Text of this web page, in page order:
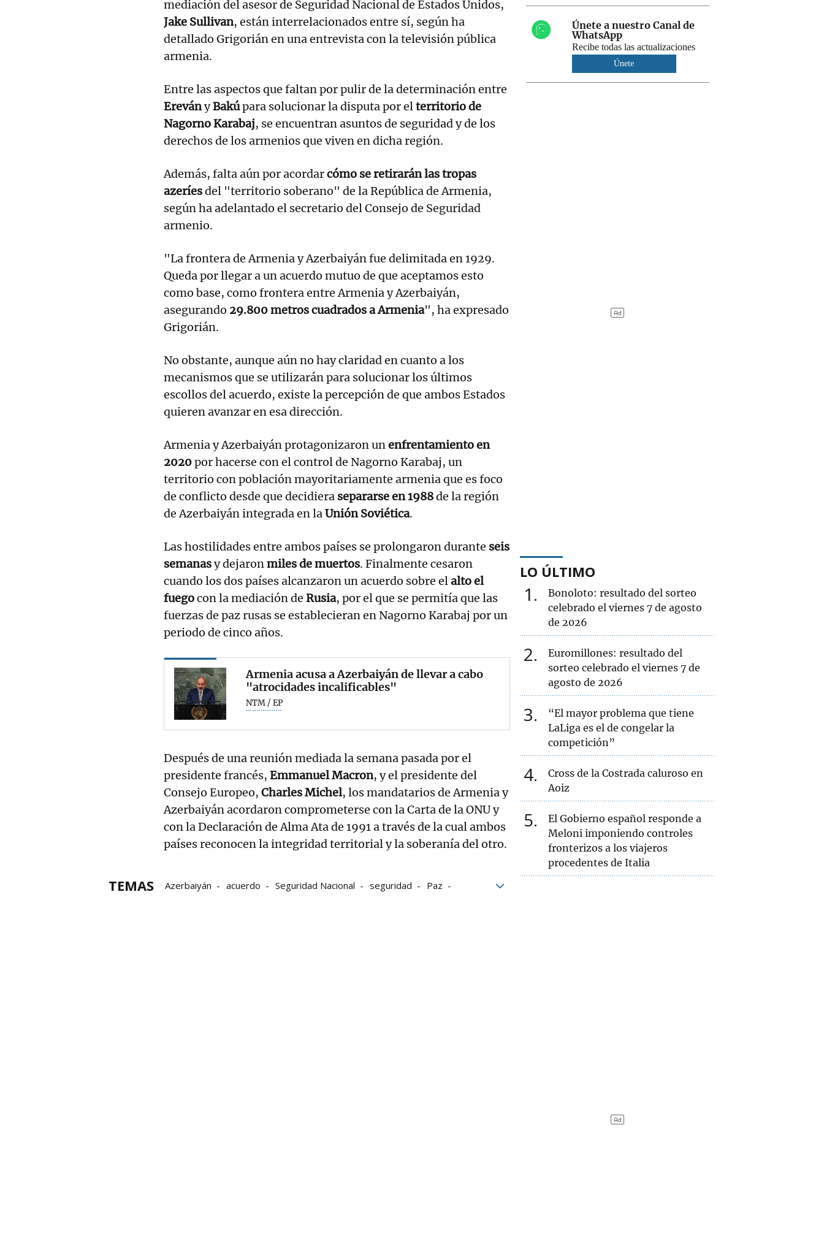
mediación del asesor de Seguridad Nacional de Estados Unidos,
Jake Sullivan, están interrelacionados entre sí, según ha
detallado Grigorián en una entrevista con la televisión pública
armenia.
Entre las aspectos que faltan por pulir de la determinación entre
EreványBakúpara solucionar la disputa por elterritorio de
Nagorno Karabaj, se encuentran asuntos de seguridad y de los
derechos de los armenios que viven en dicha región.
Además, falta aún por acordarcómo se retirarán las tropas
azeríesdel "territorio soberano" de la República de Armenia,
según ha adelantado el secretario del Consejo de Seguridad
armenio.
"La frontera de Armenia y Azerbaiyán fue delimitada en 1929.
Queda por llegar a un acuerdo mutuo de que aceptamos esto
como base, como frontera entre Armenia y Azerbaiyán,
asegurando 29.800 metros cuadrados a Armenia", ha expresado
Grigorián.
No obstante, aunque aún no hay claridad en cuanto a los
mecanismos que se utilizarán para solucionar los últimos
escollos del acuerdo, existe la percepción de que ambos Estados
quieren avanzar en esa dirección.
Armenia y Azerbaiyán protagonizaron unenfrentamiento en
2020por hacerse con el control de Nagorno Karabaj, un
territorio con población mayoritariamente armenia que es foco
de conflicto desde que decidiera separarse en 1988de la región
de Azerbaiyán integrada en laUnión Soviética.
Las hostilidades entre ambos países se prolongaron durante seis
semanasy dejaronmiles de muertos. Finalmente cesaron
cuando los dos países alcanzaron un acuerdo sobre elalto el
fuegocon la mediación de Rusia, por el que se permitía que las
fuerzas de paz rusas se establecieran en Nagorno Karabaj por un
periodo de cinco años.
Armenia acusa a Azerbaiyán de llevar a cabo
"atrocidades incalificables"
NTM / EP
Después de una reunión mediada la semana pasada por el
presidente francés, Emmanuel Macron, y el presidente del
Consejo Europeo, Charles Michel, los mandatarios de Armenia y
Azerbaiyán acordaron comprometerse con la Carta de la ONU y
con la Declaración de Alma Ata de 1991 a través de la cual ambos
países reconocen la integridad territorial y la soberanía del otro.
TEMAS Azerbaiyán acuerdo Seguridad Nacional seguridad
Paz
Únete a nuestro Canal de
WhatsApp
Recibe todas las actualizaciones
Únete
LO ÚLTIMO
1
Bonoloto: resultado del sorteo
celebrado el viernes 7 de agosto
de 2026
2
Euromillones: resultado del
sorteo celebrado el viernes 7 de
agosto de 2026
3
“El mayor problema que tiene
LaLiga es el de congelar la
competición”
4
Cross de la Costrada caluroso en
Aoiz
5
El Gobierno español responde a
Meloni imponiendo controles
fronterizos a los viajeros
procedentes de Italia